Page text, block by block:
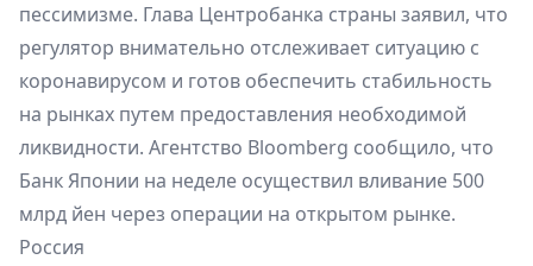
пессимизме. Глава Центробанка страны заявил, что
регулятор внимательно отслеживает ситуацию с
коронавирусом и готов обеспечить стабильность
на рынках путем предоставления необходимой
ликвидности. Агентство Bloomberg сообщило, что
Банк Японии на неделе осуществил вливание 500
млрд йен через операции на открытом рынке.
Россия